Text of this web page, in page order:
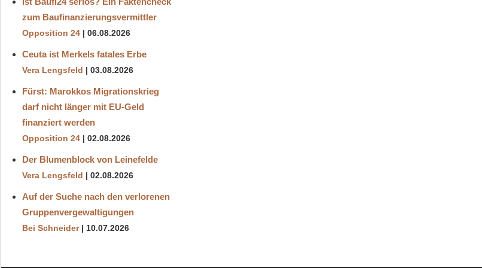
zum Baufinanzierungsvermittler
Opposition 24 06.08.2026
Ceuta ist Merkels fatales Erbe
Vera Lengsfeld 03.08.2026
Fürst: Marokkos Migrationskrieg
darf nicht länger mit EU-Geld
finanziert werden
Opposition 24 02.08.2026
Der Blumenblock von Leinefelde
Vera Lengsfeld 02.08.2026
Auf der Suche nach den verlorenen
Gruppenvergewaltigungen
Bei Schneider 10.07.2026